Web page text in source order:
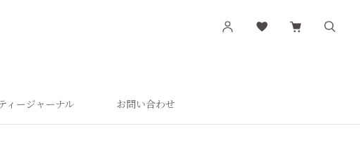
ィージャーナル お問い合わせ